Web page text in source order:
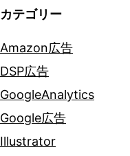
カテゴリー
Amazon広告
DSP広告
GoogleAnalytics
Google広告
Illustrator